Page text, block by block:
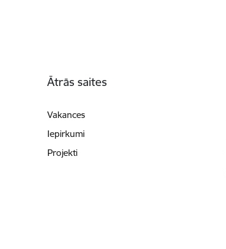
Ātrās saites
Vakances
Iepirkumi
Projekti